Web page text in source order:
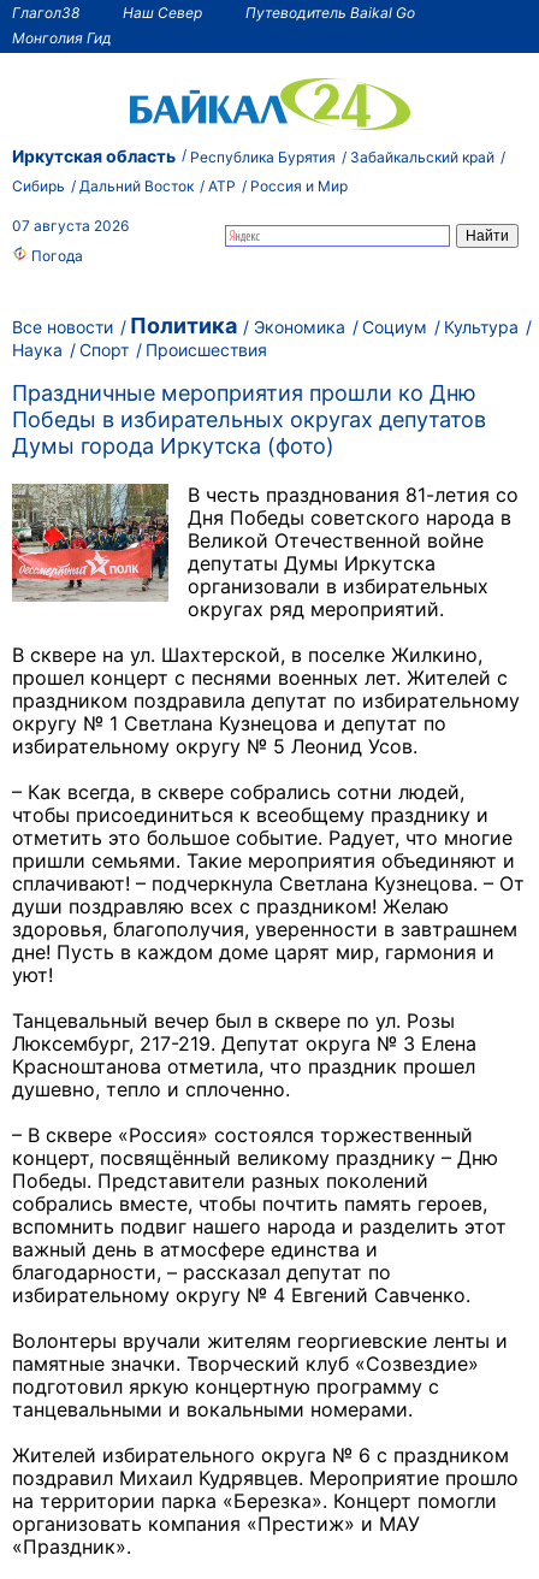
Глагол38 Наш Север
Путеводитель Baikal Go
Монголия Гид
Иркутская область Республика Бурятия
Забайкальский край
Сибирь
Дальний Восток АТР Россия и Мир
07 августа 2026
Погода
Все новости Политика Экономика Социум
Культура
Наука
Спорт Происшествия
Праздничные мероприятия прошли ко Дню
Победы в избирательных округах депутатов
Думы города Иркутска (фото)
В честь празднования 81-летия со
Дня Победы советского народа в
Великой Отечественной войне
депутаты Думы Иркутска
организовали в избирательных
округах ряд мероприятий.
В сквере на ул. Шахтерской, в поселке Жилкино,
прошел концерт с песнями военных лет. Жителей с
праздником поздравила депутат по избирательному
округу № 1 Светлана Кузнецова и депутат по
избирательному округу № 5 Леонид Усов.
– Как всегда, в сквере собрались сотни людей,
чтобы присоединиться к всеобщему празднику и
отметить это большое событие. Радует, что многие
пришли семьями. Такие мероприятия объединяют и
сплачивают! – подчеркнула Светлана Кузнецова. – От
души поздравляю всех с праздником! Желаю
здоровья, благополучия, уверенности в завтрашнем
дне! Пусть в каждом доме царят мир, гармония и
уют!
Танцевальный вечер был в сквере по ул. Розы
Люксембург, 217-219. Депутат округа № 3 Елена
Красноштанова отметила, что праздник прошел
душевно, тепло и сплоченно.
– В сквере «Россия» состоялся торжественный
концерт, посвящённый великому празднику – Дню
Победы. Представители разных поколений
собрались вместе, чтобы почтить память героев,
вспомнить подвиг нашего народа и разделить этот
важный день в атмосфере единства и
благодарности, – рассказал депутат по
избирательному округу № 4 Евгений Савченко.
Волонтеры вручали жителям георгиевские ленты и
памятные значки. Творческий клуб «Созвездие»
подготовил яркую концертную программу с
танцевальными и вокальными номерами.
Жителей избирательного округа № 6 с праздником
поздравил Михаил Кудрявцев. Мероприятие прошло
на территории парка «Березка». Концерт помогли
организовать компания «Престиж» и МАУ
«Праздник».